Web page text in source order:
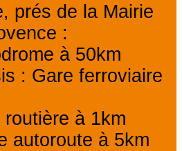
prés de la Mairie
:
à 50km
: Gare ferroviaire
à 1km
autoroute à 5km